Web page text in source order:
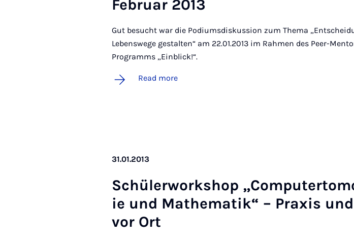
Feb­ru­ar 2013
Gut besucht war die Podiumsdiskussion zum Thema
Lebenswege gestalten“ am 22.01.2013 im Rahmen des Peer-
Programms „Einblick!“.
Read more
31.01.2013
Schüler­work­shop
ie und Math­em­atik“ – Prax­is
vor Ort